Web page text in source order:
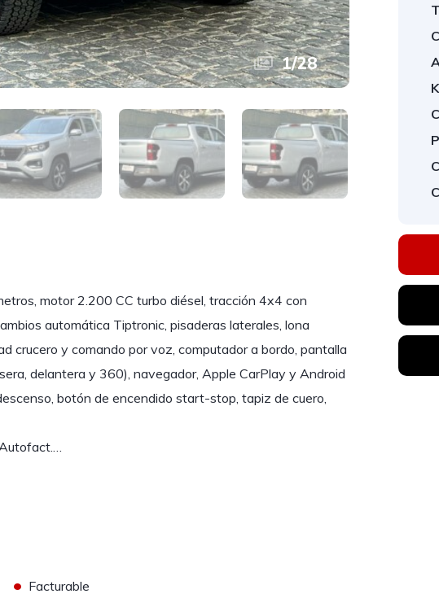
1/28
motor 2.200 CC turbo diésel, tracción 4x4 con
automática Tiptronic, pisaderas laterales, lona
crucero y comando por voz, computador a bordo, pantalla
delantera y 360), navegador, Apple CarPlay y Android
botón de encendido start-stop, tapiz de cuero,
• Facturable